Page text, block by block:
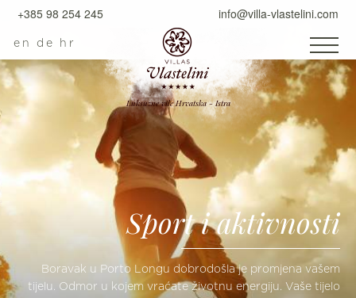
+385 98 254 245 info@villa-vlastelini.com
en de hr
Luksuzne vile Hrvatska - Istra
Sport i aktivnosti
Boravak u Porto Longu dobrodošla je promjena vašem
tijelu. Odmor u kojem vraćate životnu energiju. Vaše tijelo